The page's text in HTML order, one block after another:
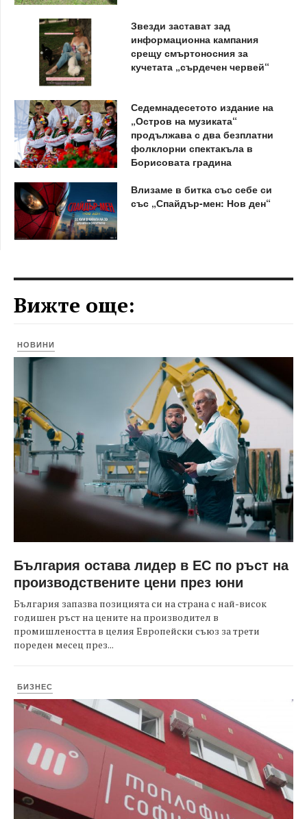
Звезди застават зад
информационна кампания
срещу смъртоносния за
кучетата „сърдечен червей“
Седемнадесетото издание на
„Остров на музиката“
продължава с два безплатни
фолклорни спектакъла в
Борисовата градина
Влизаме в битка със себе си
със „Спайдър-мен: Нов ден“
Вижте още:
НОВИНИ
България остава лидер в ЕС по ръст на
производствените цени през юни
България запазва позицията си на страна с най-висок
годишен ръст на цените на производител в
промишлеността в целия Европейски съюз за трети
пореден месец през...
БИЗНЕС